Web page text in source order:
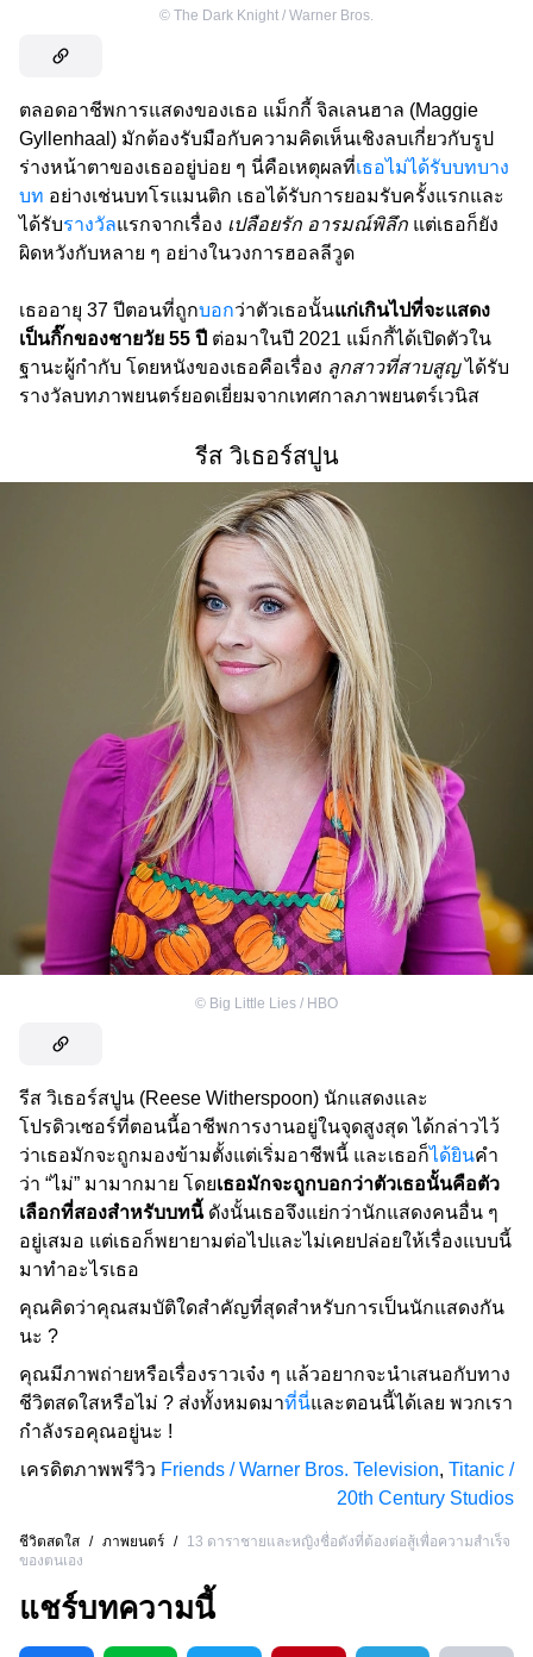
© The Dark Knight / Warner Bros.
ตลอดอาชีพการแสดงของเธอ แม็กกี้ จิลเลนฮาล (Maggie
Gyllenhaal) มักต้องรับมือกับความคิดเห็นเชิงลบเกี่ยวกับรูป
ร่างหน้าตาของเธออยู่บ่อย ๆ นี่คือเหตุผลที่เธอไม่ได้รับบทบาง
บท อย่างเช่นบทโรแมนติก เธอได้รับการยอมรับครั้งแรกและ
ได้รับรางวัลแรกจากเรื่อง เปลือยรัก อารมณ์พิลึก แต่เธอก็ยัง
ผิดหวังกับหลาย ๆ อย่างในวงการฮอลลีวูด
เธออายุ 37 ปีตอนที่ถูกบอกว่าตัวเธอนั้นแก่เกินไปที่จะแสดง
เป็นกิ๊กของชายวัย 55 ปี ต่อมาในปี 2021 แม็กกี้ได้เปิดตัวใน
ฐานะผู้กำกับ โดยหนังของเธอคือเรื่อง ลูกสาวที่สาบสูญได้รับ
รางวัลบทภาพยนตร์ยอดเยี่ยมจากเทศกาลภาพยนตร์เวนิส
รีส วิเธอร์สปูน
© Big Little Lies / HBO
รีส วิเธอร์สปูน (Reese Witherspoon) นักแสดงและ
โปรดิวเซอร์ที่ตอนนี้อาชีพการงานอยู่ในจุดสูงสุด ได้กล่าวไว้
ว่าเธอมักจะถูกมองข้ามตั้งแต่เริ่มอาชีพนี้ และเธอก็ได้ยินคำ
ว่า “ไม่” มามากมาย โดยเธอมักจะถูกบอกว่าตัวเธอนั้นคือตัว
เลือกที่สองสำหรับบทนี้ดังนั้นเธอจึงแย่กว่านักแสดงคนอื่น ๆ
อยู่เสมอ แต่เธอก็พยายามต่อไปและไม่เคยปล่อยให้เรื่องแบบนี้
มาทำอะไรเธอ
คุณคิดว่าคุณสมบัติใดสำคัญที่สุดสำหรับการเป็นนักแสดงกัน
นะ ?
คุณมีภาพถ่ายหรือเรื่องราวเจ๋ง ๆ แล้วอยากจะนำเสนอกับทาง
ชีวิตสดใสหรือไม่ ? ส่งทั้งหมดมาที่นี่และตอนนี้ได้เลย พวกเรา
กำลังรอคุณอยู่นะ !
เครดิตภาพพรีวิว Friends / Warner Bros. Television, Titanic /
20th Century Studios
ชีวิตสดใส / ภาพยนตร์ /
13 ดาราชายและหญิงชื่อดังที่ต้องต่อสู้เพื่อความสำเร็จ
ของตนเอง
แชร์บทความนี้